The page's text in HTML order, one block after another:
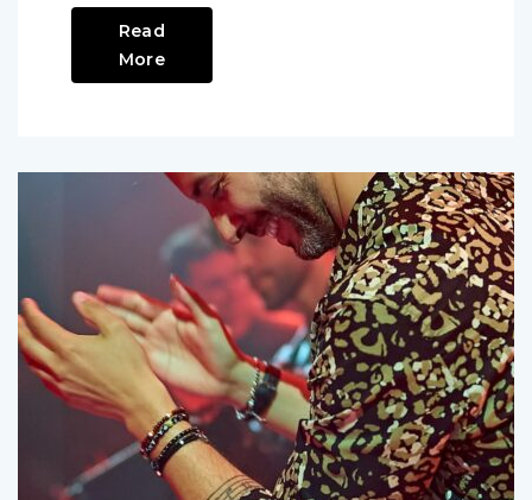
Read
More